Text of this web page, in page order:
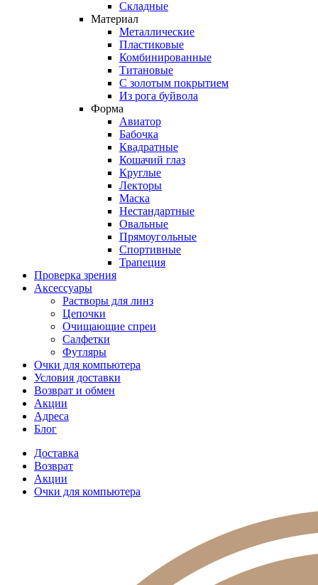
Складные
Материал
Металлические
Пластиковые
Комбинированные
Титановые
С золотым покрытием
Из рога буйвола
Форма
Авиатор
Бабочка
Квадратные
Кошачий глаз
Круглые
Лекторы
Маска
Нестандартные
Овальные
Прямоугольные
Спортивные
Трапеция
Проверка зрения
Аксессуары
Растворы для линз
Цепочки
Очищающие спреи
Салфетки
Футляры
Очки для компьютера
Условия доставки
Возврат и обмен
Акции
Адреса
Блог
Доставка
Возврат
Акции
Очки для компьютера